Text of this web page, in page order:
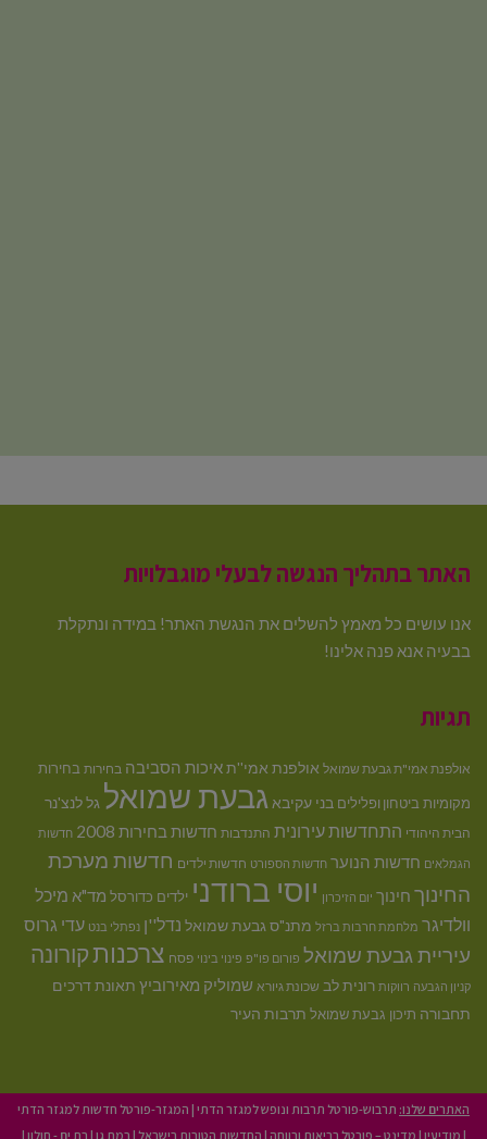
האתר בתהליך הנגשה לבעלי מוגבלויות
אנו עושים כל מאמץ להשלים את הנגשת האתר! במידה ונתקלת
בבעיה אנא פנה אלינו!
תגיות
אולפנת אמי"ת גבעת שמואל אולפנת אמי''תאיכות הסביבה בחירות בחירות
מקומיות ביטחון ופלילים בני עקיבא גבעת שמואל גל לנצ'נר
הבית היהודי התחדשות עירונית התנדבות חדשות בחירות 2008 חדשות
הגמלאים חדשות הנוער חדשות הספורט חדשות ילדים חדשות מערכת
החינוך חינוך יום הזיכרון יוסי ברודני ילדים כדורסל מד"א מיכל
וולדיגר מלחמת חרבות ברזל מתנ"ס גבעת שמואל נדל''ן נפתלי בנט עדי גרוס
עיריית גבעת שמואל פורום פו"פ פינוי בינוי פסח צרכנותקורונה
קניון הגבעה רווקות רונית לב שכונת גיורא שמוליק מאירוביץ תאונת דרכים
תחבורה תיכון גבעת שמואל תרבות העיר
האתרים שלנו: תרבוש-פורטל תרבות ונופש למגזר הדתי | המגזר-פורטל חדשות למגזר הדתי
| מודיעין | מדינט – פורטל בריאות ורווחה | החדשות הטובות בישראל | רמת גן | בת ים - חולון |